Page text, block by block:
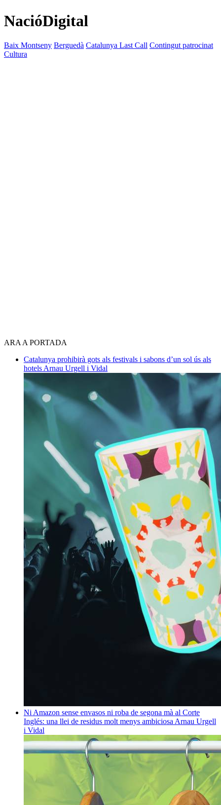
NacióDigital
Baix Montseny Berguedà Catalunya Last Call Contingut patrocinat
Cultura
ARA A PORTADA
Catalunya prohibirà gots als festivals i sabons d’un sol ús als
hotels Arnau Urgell i Vidal
Ni Amazon sense envasos ni roba de segona mà al Corte
Inglés: una llei de residus molt menys ambiciosa Arnau Urgell
i Vidal